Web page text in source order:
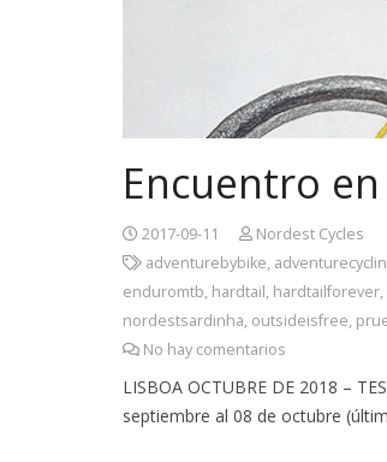
Encuentro
2017-09-11
Nordest Cycles
adventurebybike,
enduromtb, hardtail, hardtailforever,
nordestsardinha, outsideisfree,
No hay comentarios
LISBOA OCTUBRE DE 2018 –
septiembre al 08 de octubre